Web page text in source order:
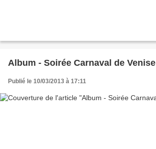
Album - Soirée Carnaval de Venise
Publié le 10/03/2013 à 17:11